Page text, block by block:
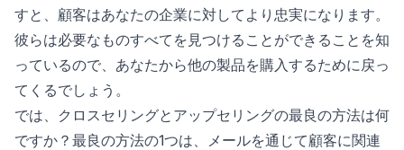
すと、顧客はあなたの企業に対してより忠実になります。
彼らは必要なものすべてを見つけることができることを知
っているので、あなたから他の製品を購入するために戻っ
てくるでしょう。
では、クロスセリングとアップセリングの最良の方法は何
ですか？最良の方法の1つは、メールを通じて顧客に関連